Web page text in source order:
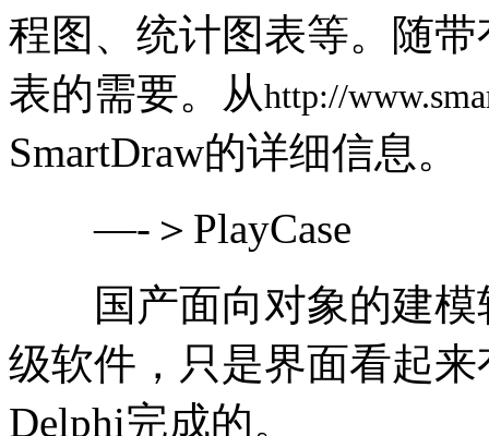
程图、统计图表等。随
表的需要。从http://
SmartDraw的详细信息。
—-＞PlayCase
国产面向对象的建模
级软件，只是界面看起
Delphi完成的。